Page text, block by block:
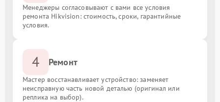
Менеджеры согласовывают с вами все условия
ремонта Hikvision: стоимость, сроки, гарантийные
условия.
4 Ремонт
Мастер восстанавливает устройство: заменяет
неисправную часть новой деталью (оригинал или
реплика на выбор).